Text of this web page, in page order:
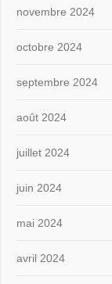
novembre 2024
octobre 2024
septembre 2024
août 2024
juillet 2024
juin 2024
mai 2024
avril 2024